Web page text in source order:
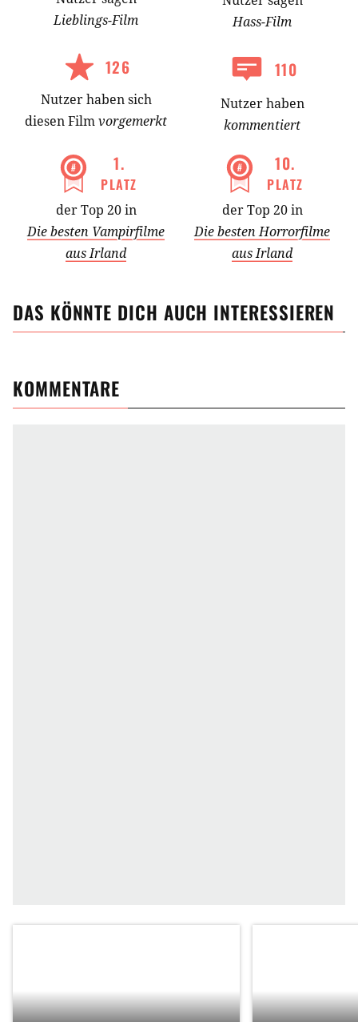
Lieblings-Film
Hass-Film
126
Nutzerhabensich
diesen Filmvorgemerkt
110
Nutzer haben
kommentiert
1.
PLATZ
der Top 20 in
Die besten Vampirfilme
aus Irland
10.
PLATZ
der Top 20 in
Die besten Horrorfilme
aus Irland
DAS KÖNNTE DICH AUCH INTERESSIEREN
KOMMENTARE